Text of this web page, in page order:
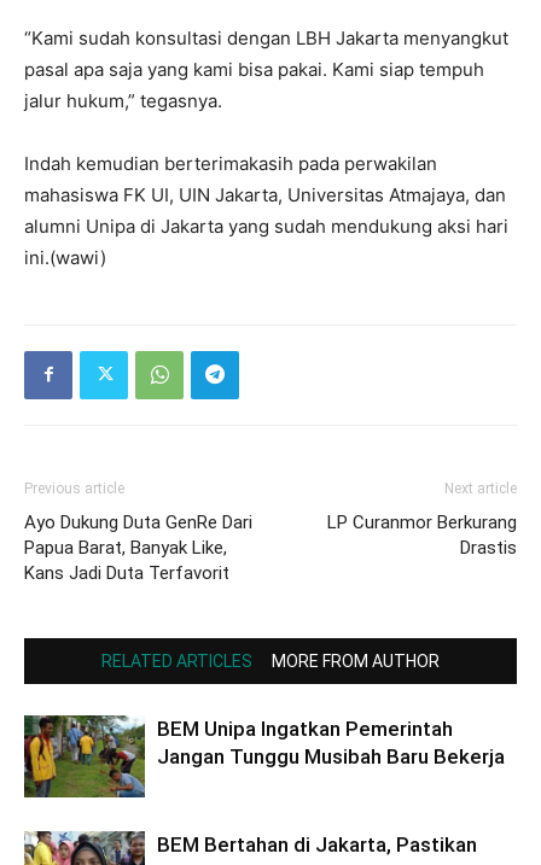
“Kami sudah konsultasi dengan LBH Jakarta menyangkut
pasal apa saja yang kami bisa pakai. Kami siap tempuh
jalur hukum,” tegasnya.
Indah kemudian berterimakasih pada perwakilan
mahasiswa FK UI, UIN Jakarta, Universitas Atmajaya, dan
alumni Unipa di Jakarta yang sudah mendukung aksi hari
ini.(wawi)
Previous article
Ayo Dukung Duta GenRe Dari
Papua Barat, Banyak Like,
Kans Jadi Duta Terfavorit
Next article
LP Curanmor Berkurang
Drastis
RELATED ARTICLES MORE FROM AUTHOR
BEM Unipa Ingatkan Pemerintah
Jangan Tunggu Musibah Baru Bekerja
BEM Bertahan di Jakarta, Pastikan